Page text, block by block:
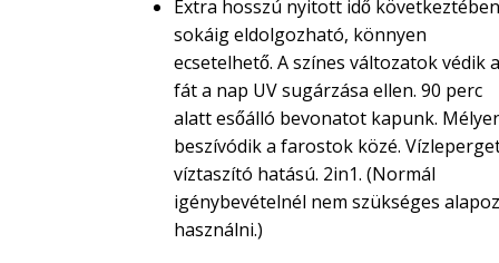
Extra hosszú nyitott idő következtében
sokáig eldolgozható, könnyen
ecsetelhető. A színes változatok védik a
fát a nap UV sugárzása ellen. 90 perc
alatt esőálló bevonatot kapunk.
beszívódik a farostok közé.
víztaszító hatású. 2in1. (Normál
igénybevételnél nem szükséges
használni.)